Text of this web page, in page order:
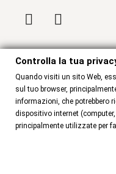
WEAR & MORE
Chi Siamo
Controlla la tua
Quando visiti un sito Web,
sul tuo browser,
informazioni, che potrebbero
dispositivo internet
principalmente utilizzate per